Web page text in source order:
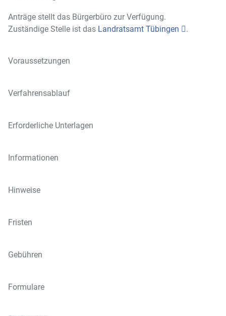
Anträge stellt das Bürgerbüro zur Verfügung.
Zuständige Stelle ist das Landratsamt Tübingen .
Voraussetzungen
Verfahrensablauf
Erforderliche Unterlagen
Informationen
Hinweise
Fristen
Gebühren
Formulare